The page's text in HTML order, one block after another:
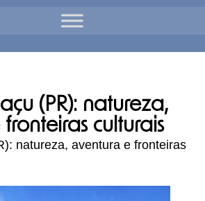
(PR): natureza,
culturais
natureza, aventura e fronteiras